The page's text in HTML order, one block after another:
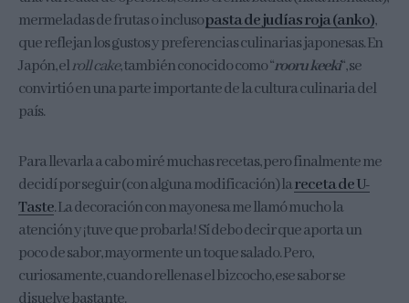
mermeladas de frutas o inclusopasta de judías roja (anko),
que reflejan los gustos y preferencias culinarias japonesas. En
Japón, elroll cake, también conocido como “rooru keeki“, se
convirtió en una parte importante de la cultura culinaria del
país.
Para llevarla a cabo miré muchas recetas, pero finalmente me
decidí por seguir (con alguna modificación) lareceta de U-
Taste. La decoración con mayonesa me llamó mucho la
atención y ¡tuve que probarla! Sí debo decir que aporta un
poco de sabor, mayormente un toque salado. Pero,
curiosamente, cuando rellenas el bizcocho, ese sabor se
disuelve bastante.